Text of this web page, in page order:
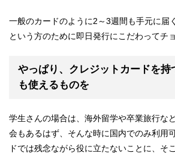
一般のカードのように2～3週間も手元に届
という方のために即日発行にこだわってチ
やっぱり、クレジットカードを持
も使えるものを
学生さんの場合は、海外留学や卒業旅行な
会もあるはず、そんな時に国内でのみ利用
ドでは残念ながら役に立たないことに、そ